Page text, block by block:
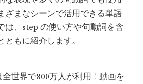
ざまなシーンで活用できる単語
は、step の使い方や句動詞を含
もに紹介します。
全世界で800万人が利用！動画を